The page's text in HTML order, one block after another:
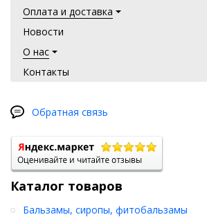
Оплата и доставка
Новости
О нас
Контакты
Обратная связь
Каталог товаров
Бальзамы, сиропы, фитобальзамы